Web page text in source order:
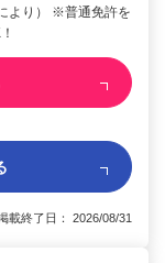
より） ※普通免許を
終了日： 2026/08/31